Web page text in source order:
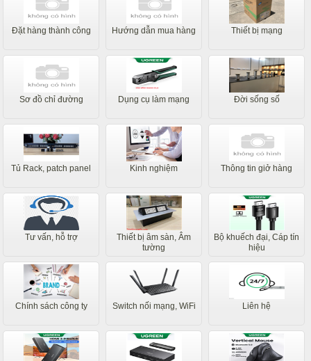
Đặt hàng thành công Hướng dẫn mua hàng Thiết bị mạng
Sơ đồ chỉ đường Dụng cụ làm mạng Đời sống số
Tủ Rack, patch panel Kinh nghiệm Thông tin giở hàng
Tư vấn, hỗ trợ
Thiết bị âm sàn, Âm
tường
Bộ khuếch đại, Cáp tín
hiệu
Chính sách công ty Switch nối mạng, WiFi Liên hệ